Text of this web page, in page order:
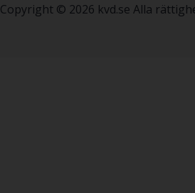
Copyright © 2026 kvd.se Alla